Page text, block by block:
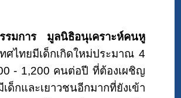
มการ มูลนิธิอนุเคราะห์คนหู
ศไทยมีเด็กเกิดใหม่ประมาณ 4
- 1,200 คนต่อปี ที่ต้องเผชิญ
ด็กและเยาวชนอีกมากที่ยังเข้า